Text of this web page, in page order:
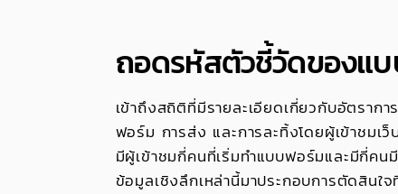
ถอดรหัสตัวชี้วัดของแ
เข้าถึงสถิติที่มีรายละเอียดเกี่ยวกับอัตราก
ฟอร์ม การส่ง และการละทิ้งโดยผู้เข้าชมเ
มีผู้เข้าชมกี่คนที่เริ่มทำแบบฟอร์มและมีกี่คน
ข้อมูลเชิงลึกเหล่านี้มาประกอบการตัดสินใจ